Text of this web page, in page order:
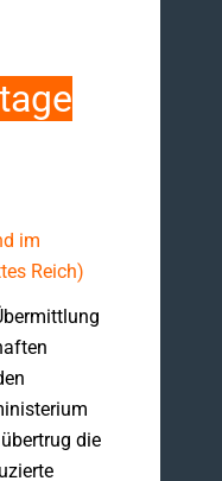
im
Reich)
die